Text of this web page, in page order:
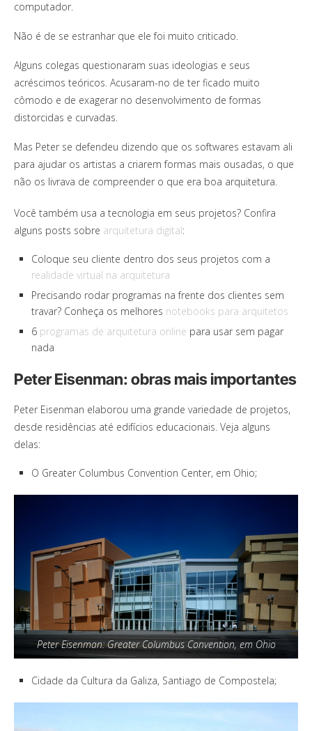
computador.
Não é de se estranhar que ele foi muito criticado.
Alguns colegas questionaram suas ideologias e seus
acréscimos teóricos. Acusaram-no de ter ficado muito
cômodo e de exagerar no desenvolvimento de formas
distorcidas e curvadas.
Mas Peter se defendeu dizendo que os softwares estavam ali
para ajudar os artistas a criarem formas mais ousadas, o que
não os livrava de compreender o que era boa arquitetura.
Você também usa a tecnologia em seus projetos? Confira
alguns posts sobre arquitetura digital:
Coloque seu cliente dentro dos seus projetos com a
realidade virtual na arquitetura
Precisando rodar programas na frente dos clientes sem
travar? Conheça os melhores notebooks para arquitetos
6 programas de arquitetura online para usar sem pagar
nada
Peter Eisenman: obras mais importantes
Peter Eisenman elaborou uma grande variedade de projetos,
desde residências até edifícios educacionais. Veja alguns
delas:
O Greater Columbus Convention Center, em Ohio;
Peter Eisenman: Greater Columbus Convention, em Ohio
Cidade da Cultura da Galiza, Santiago de Compostela;